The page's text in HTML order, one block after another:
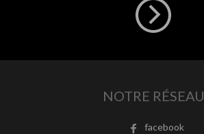
NOTRE RÉSEAU
facebook